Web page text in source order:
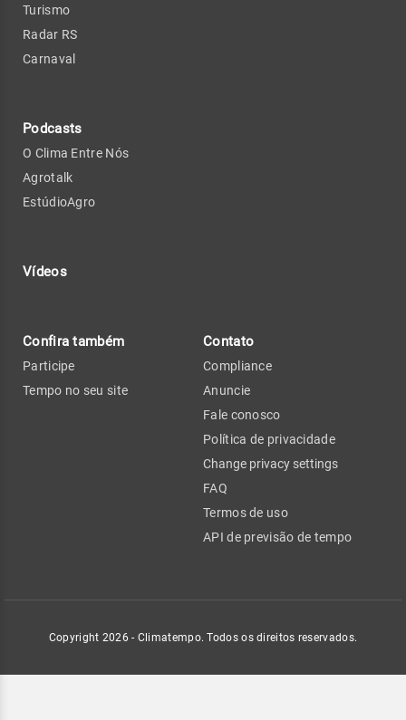
Turismo
Radar RS
Carnaval
Podcasts
O Clima Entre Nós
Agrotalk
EstúdioAgro
Vídeos
Confira também
Participe
Tempo no seu site
Contato
Compliance
Anuncie
Fale conosco
Política de privacidade
Change privacy settings
FAQ
Termos de uso
API de previsão de tempo
Copyright 2026 - Climatempo. Todos os direitos reservados.